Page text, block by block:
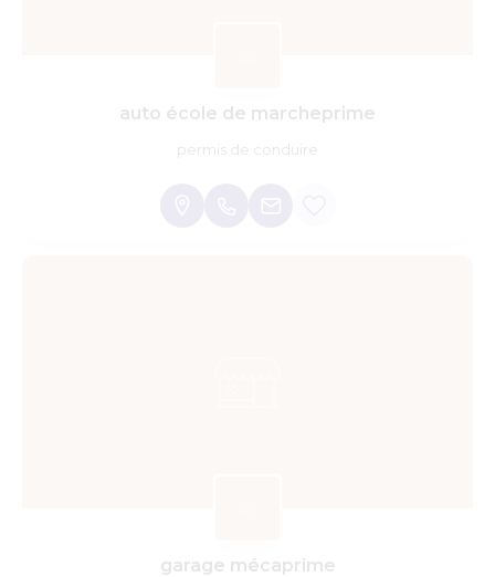
auto école de marcheprime
permis de conduire
garage mécaprime